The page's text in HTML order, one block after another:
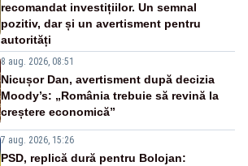
recomandat investițiilor. Un semnal
pozitiv, dar și un avertisment pentru
autorități
8 aug. 2026, 08:51
Nicușor Dan, avertisment după decizia
Moody’s: „România trebuie să revină la
creștere economică”
7 aug. 2026, 15:26
PSD, replică dură pentru Bolojan: